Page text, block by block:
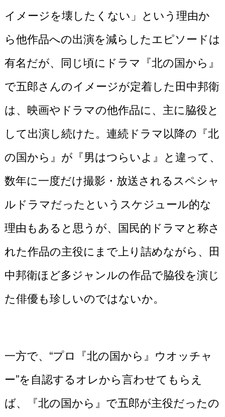
イメージを壊したくない」という理由か
ら他作品への出演を減らしたエピソードは
有名だが、同じ頃にドラマ『北の国から』
で五郎さんのイメージが定着した田中邦衛
は、映画やドラマの他作品に、主に脇役と
して出演し続けた。連続ドラマ以降の『北
の国から』が『男はつらいよ』と違って、
数年に一度だけ撮影・放送されるスペシャ
ルドラマだったというスケジュール的な
理由もあると思うが、国民的ドラマと称さ
れた作品の主役にまで上り詰めながら、田
中邦衛ほど多ジャンルの作品で脇役を演じ
た俳優も珍しいのではないか。
一方で、“プロ『北の国から』ウオッチャ
ー”を自認するオレから言わせてもらえ
ば、『北の国から』で五郎が主役だったの